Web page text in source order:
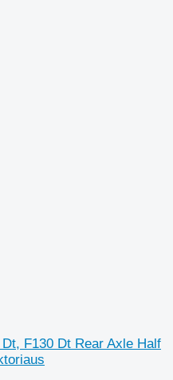
F130 Dt Rear Axle Half